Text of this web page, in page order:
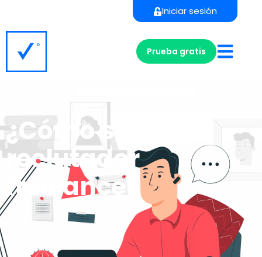
Iniciar sesión
Prueba gratis
¿Cómo ser un
reclutador
freelance?